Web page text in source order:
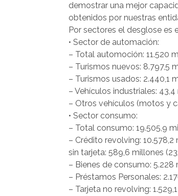
demostrar una mejor
obtenidos por nuestras
Por sectores el desglose es
• Sector de automación:
– Total automoción: 11.520
– Turismos nuevos: 8.797,5
– Turismos usados: 2.440,1
– Vehículos industriales:
– Otros vehículos (motos y
• Sector consumo:
– Total consumo: 19.505,9
– Crédito revolving: 10.578,2
sin tarjeta: 589,6 millones
– Bienes de consumo: 5.228
– Préstamos Personales:
– Tarjeta no revolving: